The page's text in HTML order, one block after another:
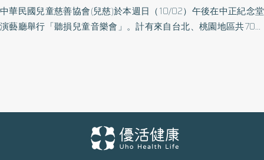
中華民國兒童慈善協會(兒慈)於本週日（10/02）午後在中正紀念堂
演藝廳舉行「聽損兒童音樂會」。計有來自台北、桃園地區共70位
及詹凱傑主任。他們特地親臨現場，鼓勵這些接受過他們幫助的聽
損孩子。 另外博士助聽器、美樂迪公司、建聲聽覺、科林助聽器、